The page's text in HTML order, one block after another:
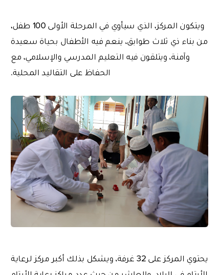
ويتكون المركز، الذي سيأوي في المرحلة الأولى 100 طفل،
من بناء ذي ثلاث طوابق، ينعم فيه الأطفال بحياة سعيدة
وآمنة، ويتلقون فيه التعليم المدرسي والإسلامي، مع
الحفاظ على التقاليد المحلية.
يحتوي المركز على 32 غرفة، ويشكل بذلك أكبر مركز لرعاية